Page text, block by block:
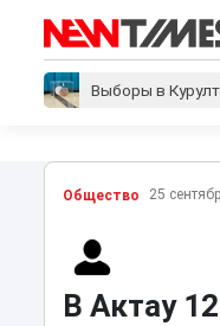
Выборы в
Общество 25
В Актау